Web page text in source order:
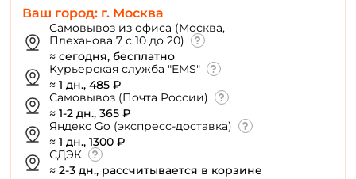
Ваш город: г. Москва
Самовывоз из офиса (Москва,
Плеханова 7 с 10 до 20)
≈ сегодня, бесплатно
Курьерская служба "EMS"
≈ 1 дн., 485 ₽
Самовывоз (Почта России)
≈ 1-2 дн., 365 ₽
Яндекс Go (экспресс-доставка)
≈ 1 дн., 1300 ₽
СДЭК
≈ 2-3 дн., рассчитывается в корзине
Повторите пароль: *
Заполняя данную форму вы соглашаетесь на обработку
персональных данных
Создать аккаунт
У меня уже есть аккаунт